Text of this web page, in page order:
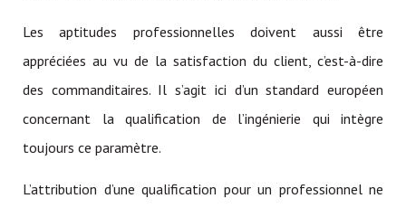
Les aptitudes professionnelles doivent aussi être
appréciées au vu de la satisfaction du client, c’est-à-dire
des commanditaires. Il s’agit ici d’un standard européen
concernant la qualification de l’ingénierie qui intègre
toujours ce paramètre.
L’attribution d’une qualification pour un professionnel ne